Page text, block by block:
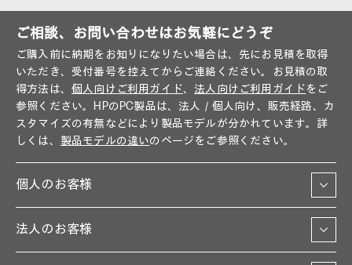
ご相談、お問い合わせはお気軽にどうぞ
ご購入前に納期をお知りになりたい場合は、先にお見積を取得
いただき、受付番号を控えてからご連絡ください。お見積の取
得方法は、 個人向けご利用ガイド、 法人向けご利用ガイドをご
参照ください。HPのPC製品は、法人／個人向け、販売経路、カ
スタマイズの有無などにより製品モデルが分かれています。詳
しくは、 製品モデルの違いのページをご参照ください。
個人のお客様
法人のお客様